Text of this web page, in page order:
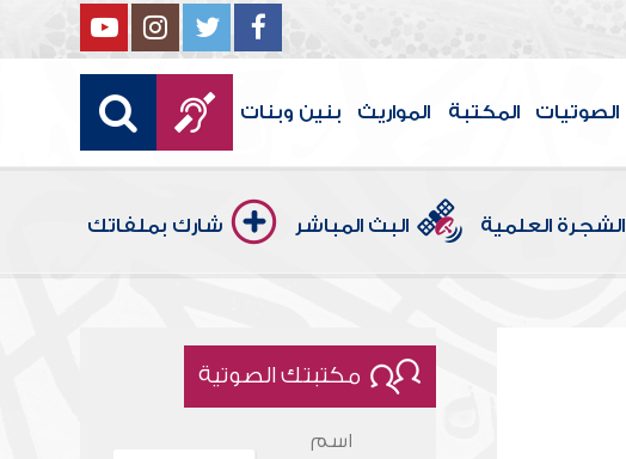
الصوتيات المكتبة المواريث بنين وبنات
الشجرة العلمية البث المباشر شارك بملفاتك
مكتبتك الصوتية
اسم